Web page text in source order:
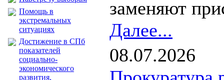
Помощь в
экстремальных
ситуациях
Достижение в СПб
показателей
социально-
экономического
развития,
заменяют
Далее...
08.07.2026